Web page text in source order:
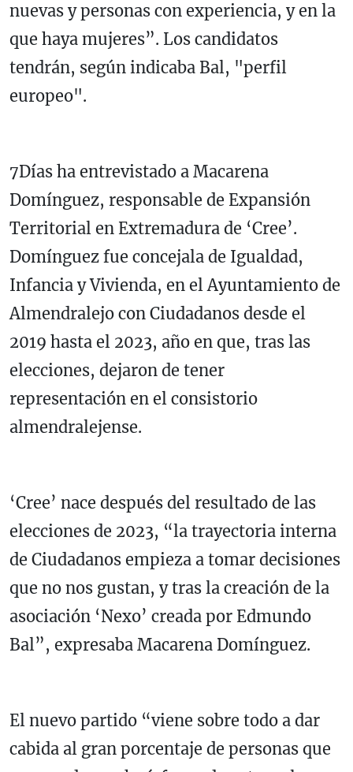
nuevas y personas con experiencia, y en la
que haya mujeres”. Los candidatos
tendrán, según indicaba Bal, "perfil
europeo".
7Días ha entrevistado a Macarena
Domínguez, responsable de Expansión
Territorial en Extremadura de ‘Cree’.
Domínguez fue concejala de Igualdad,
Infancia y Vivienda, en el Ayuntamiento de
Almendralejo con Ciudadanos desde el
2019 hasta el 2023, año en que, tras las
elecciones, dejaron de tener
representación en el consistorio
almendralejense.
‘Cree’ nace después del resultado de las
elecciones de 2023, “la trayectoria interna
de Ciudadanos empieza a tomar decisiones
que no nos gustan, y tras la creación de la
asociación ‘Nexo’ creada por Edmundo
Bal”, expresaba Macarena Domínguez.
El nuevo partido “viene sobre todo a dar
cabida al gran porcentaje de personas que